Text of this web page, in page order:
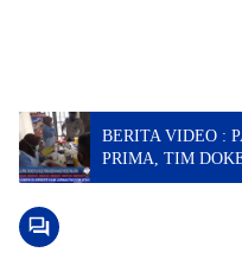
BERITA VIDEO :
PRIMA, TIM
KESEHATAN